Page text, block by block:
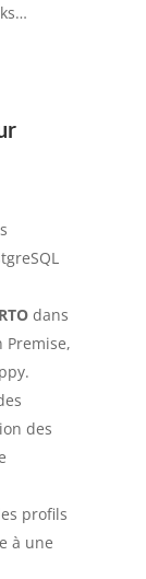
dans
Premise,
des
profils
à une